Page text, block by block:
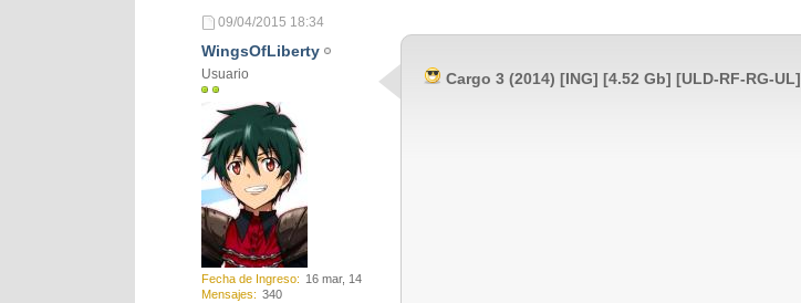
09/04/2015 18:34
WingsOfLiberty
Usuario
Fecha de Ingreso
16 mar, 14
Mensajes
340
Cargo 3 (2014) [ING] [4.52 Gb] [ULD-RF-RG-UL]